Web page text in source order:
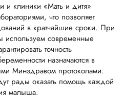
и клиники «Мать и дитя»
что позволяет
в кратчайшие сроки. При
используем современные
точность
назначаются в
Минздравом протоколами.
рады оказать помощь каждой
малыша.